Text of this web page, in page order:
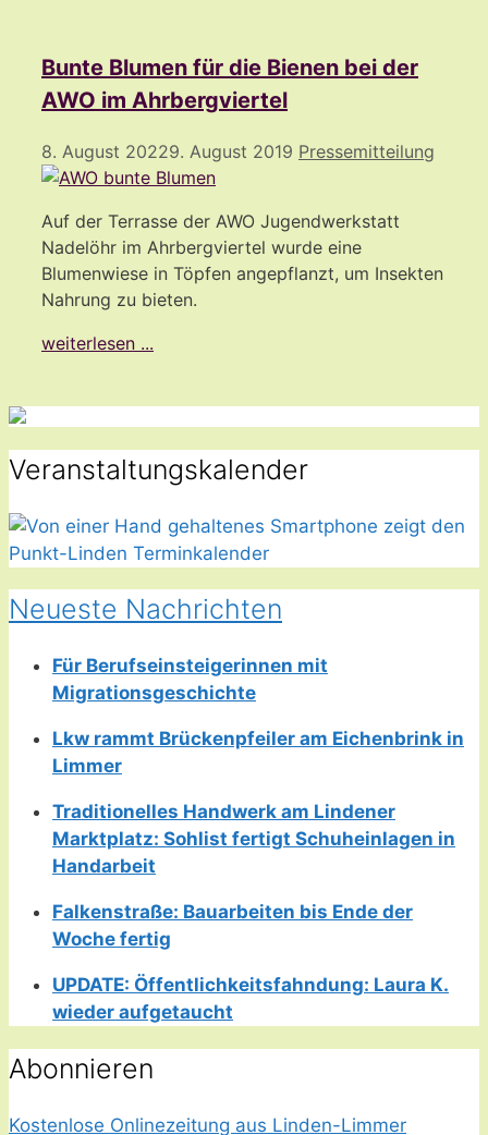
Bunte Blumen für die Bienen bei der
AWO im Ahrbergviertel
8. August 20229. August 2019 Pressemitteilung
Auf der Terrasse der AWO Jugendwerkstatt
Nadelöhr im Ahrbergviertel wurde eine
Blumenwiese in Töpfen angepflanzt, um Insekten
Nahrung zu bieten.
weiterlesen ...
Veranstaltungskalender
Neueste Nachrichten
Für Berufseinsteigerinnen mit
Migrationsgeschichte
Lkw rammt Brückenpfeiler am Eichenbrink in
Limmer
Traditionelles Handwerk am Lindener
Marktplatz: Sohlist fertigt Schuheinlagen in
Handarbeit
Falkenstraße: Bauarbeiten bis Ende der
Woche fertig
UPDATE: Öffentlichkeitsfahndung: Laura K.
wieder aufgetaucht
Abonnieren
Kostenlose Onlinezeitung aus Linden-Limmer